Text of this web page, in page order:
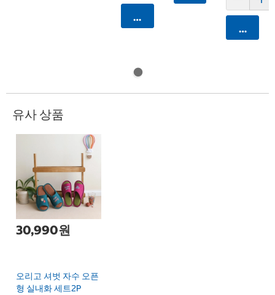
카트에 담기
카트에
유사 상품
30,990원
오리고 셔벗 자수 오픈
형 실내화 세트2P